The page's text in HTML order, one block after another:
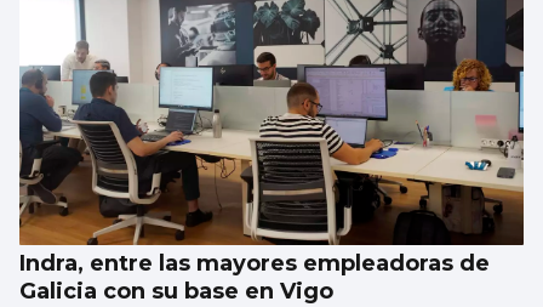
Indra, entre las mayores empleadoras de
Galicia con su base en Vigo